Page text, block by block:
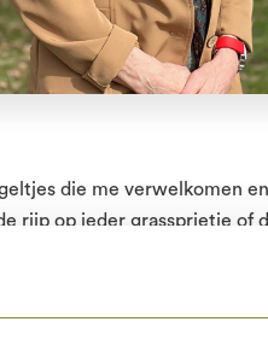
die me verwelkomen
rijp op ieder grassprietje of
er in de verte een ree
en het persoonlijke